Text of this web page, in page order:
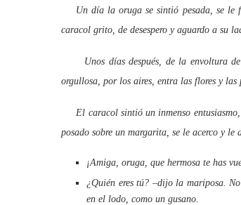
Un día la oruga se sintió pesada, se le
caracol grito, de desespero y aguardo a su
Unos días después, de la envoltura de
orgullosa, por los aires, entra las flores y las
El caracol sintió un inmenso entusiasmo,
posado sobre un margarita, se le acerco y le
¡Amiga, oruga, que hermosa te has
¿Quién eres tú? –dijo la mariposa.
en el lodo, como un gusano.